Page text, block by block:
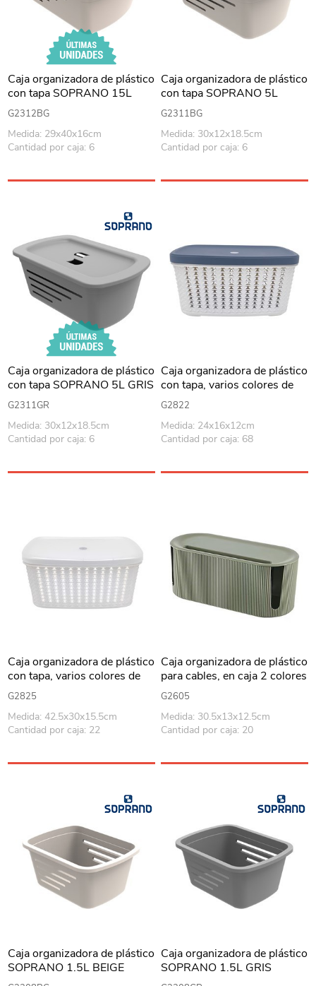
Caja organizadora de plástico
con tapa SOPRANO 15L
BEIGE
G2312BG
Medida: 29x40x16cm
Cantidad por caja: 6
Caja organizadora de plástico
con tapa SOPRANO 5L
BEIGE
G2311BG
Medida: 30x12x18.5cm
Cantidad por caja: 6
Caja organizadora de plástico
con tapa SOPRANO 5L GRIS
G2311GR
Medida: 30x12x18.5cm
Cantidad por caja: 6
Caja organizadora de plástico
con tapa, varios colores de
tapa
G2822
Medida: 24x16x12cm
Cantidad por caja: 68
Caja organizadora de plástico
con tapa, varios colores de
tapa
G2825
Medida: 42.5x30x15.5cm
Cantidad por caja: 22
Caja organizadora de plástico
para cables, en caja 2 colores
G2605
Medida: 30.5x13x12.5cm
Cantidad por caja: 20
Caja organizadora de plástico
SOPRANO 1.5L BEIGE
Caja organizadora de plástico
SOPRANO 1.5L GRIS